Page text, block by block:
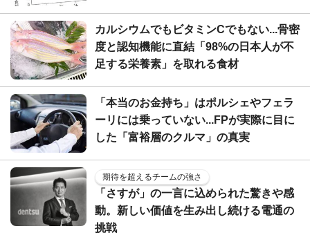
カルシウムでもビタミンCでもない...骨密
度と認知機能に直結「98%の日本人が不
足する栄養素」を取れる食材
「本当のお金持ち」はポルシェやフェラ
ーリには乗っていない...FPが実際に目に
した「富裕層のクルマ」の真実
期待を超えるチームの強さ
「さすが」の一言に込められた驚きや感
動。新しい価値を生み出し続ける電通の
挑戦